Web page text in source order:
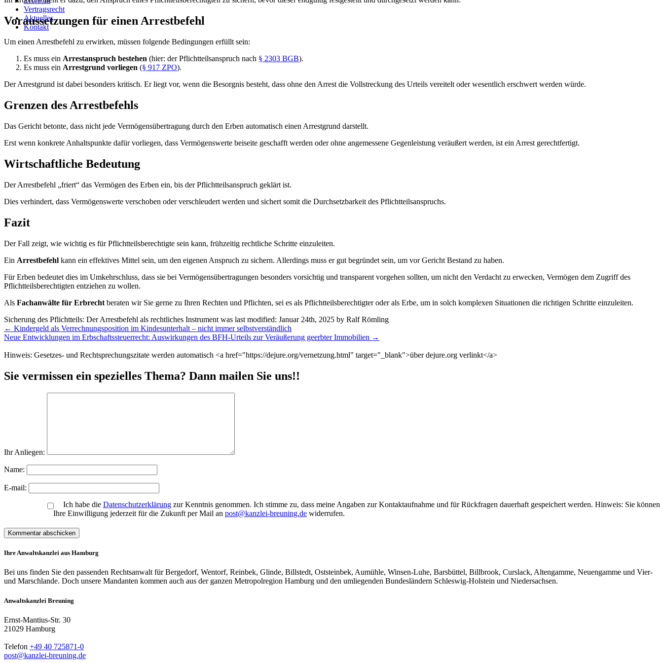
Vertragsrecht
Aktuelles
Kontakt
Voraussetzungen für einen Arrestbefehl
Um einen Arrestbefehl zu erwirken, müssen folgende Bedingungen erfüllt sein:
Es muss ein Arrestanspruch bestehen (hier: der Pflichtteilsanspruch nach § 2303 BGB).
Es muss ein Arrestgrund vorliegen (§ 917 ZPO).
Der Arrestgrund ist dabei besonders kritisch. Er liegt vor, wenn die Besorgnis besteht, dass ohne den Arrest die Vollstreckung des Urteils vereitelt oder wesentlich erschwert werden würde.
Grenzen des Arrestbefehls
Das Gericht betonte, dass nicht jede Vermögensübertragung durch den Erben automatisch einen Arrestgrund darstellt.
Erst wenn konkrete Anhaltspunkte dafür vorliegen, dass Vermögenswerte beiseite geschafft werden oder ohne angemessene Gegenleistung veräußert werden, ist ein Arrest gerechtfertigt.
Wirtschaftliche Bedeutung
Der Arrestbefehl „friert“ das Vermögen des Erben ein, bis der Pflichtteilsanspruch geklärt ist.
Dies verhindert, dass Vermögenswerte verschoben oder verschleudert werden und sichert somit die Durchsetzbarkeit des Pflichtteilsanspruchs.
Fazit
Der Fall zeigt, wie wichtig es für Pflichtteilsberechtigte sein kann, frühzeitig rechtliche Schritte einzuleiten.
Ein Arrestbefehl kann ein effektives Mittel sein, um den eigenen Anspruch zu sichern. Allerdings muss er gut begründet sein, um vor Gericht Bestand zu haben.
Für Erben bedeutet dies im Umkehrschluss, dass sie bei Vermögensübertragungen besonders vorsichtig und transparent vorgehen sollten, um nicht den Verdacht zu erwecken, Vermögen dem Zugriff des
Pflichtteilsberechtigten entziehen zu wollen.
Als Fachanwälte für Erbrecht beraten wir Sie gerne zu Ihren Rechten und Pflichten, sei es als Pflichtteilsberechtigter oder als Erbe, um in solch komplexen Situationen die richtigen Schritte einzuleiten.
Sicherung des Pflichtteils: Der Arrestbefehl als rechtliches Instrument was last modified: Januar 24th, 2025 by Ralf Römling
Weitere
Meldungen
← Kindergeld als Verrechnungsposition im Kindesunterhalt – nicht immer selbstverständlich
Neue Entwicklungen im Erbschaftssteuerrecht: Auswirkungen des BFH-Urteils zur Veräußerung geerbter Immobilien →
Hinweis: Gesetzes- und Rechtsprechungszitate werden automatisch <a href="https://dejure.org/vernetzung.html" target="_blank">über dejure.org verlinkt</a>
Sie vermissen ein spezielles Thema? Dann mailen Sie uns!!
Ihr Anliegen:
Name:
E-mail:
Ich habe die Datenschutzerklärung zur Kenntnis genommen. Ich stimme zu, dass meine Angaben zur Kontaktaufnahme und für Rückfragen dauerhaft gespeichert werden. Hinweis: Sie können
Ihre Einwilligung jederzeit für die Zukunft per Mail an post@kanzlei-breuning.de widerrufen.
Ihre Anwaltskanzlei aus Hamburg
Bei uns finden Sie den passenden Rechtsanwalt für Bergedorf, Wentorf, Reinbek, Glinde, Billstedt, Oststeinbek, Aumühle, Winsen-Luhe, Barsbüttel, Billbrook, Curslack, Altengamme, Neuengamme und Vier-
und Marschlande. Doch unsere Mandanten kommen auch aus der ganzen Metropolregion Hamburg und den umliegenden Bundesländern Schleswig-Holstein und Niedersachsen.
Anwaltskanzlei Breuning
Ernst-Mantius-Str. 30
21029 Hamburg
Telefon +49 40 725871-0
post@kanzlei-breuning.de